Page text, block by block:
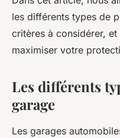
les différents types de
critères à considérer,
maximiser votre
Les différents
garage
Les garages